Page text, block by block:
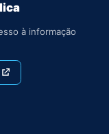
à informação